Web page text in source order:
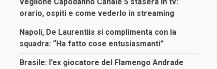
orario, ospiti e come vederlo in streaming
Napoli, De Laurentiis si complimenta con la
squadra: “Ha fatto cose entusiasmanti”
Brasile: l’ex giocatore del Flamengo Andrade